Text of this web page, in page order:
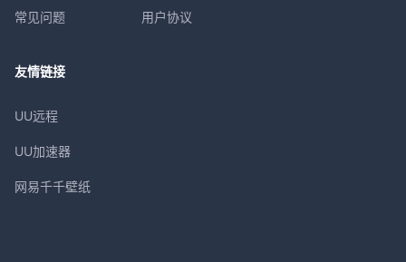
常见问题 用户协议
友情链接
UU远程
UU加速器
网易千千壁纸